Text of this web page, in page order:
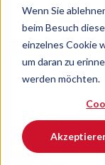
Wenn Sie
beim Besuch
einzelnes Cookie
um daran zu
werden möchten.
12.11.2025